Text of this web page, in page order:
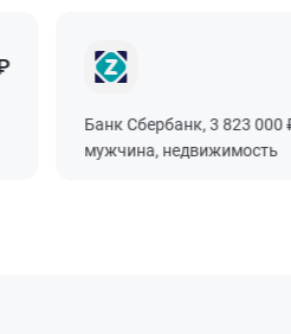
Банк Сбербанк, 3 823 000 ₽,
мужчина, недвижимость